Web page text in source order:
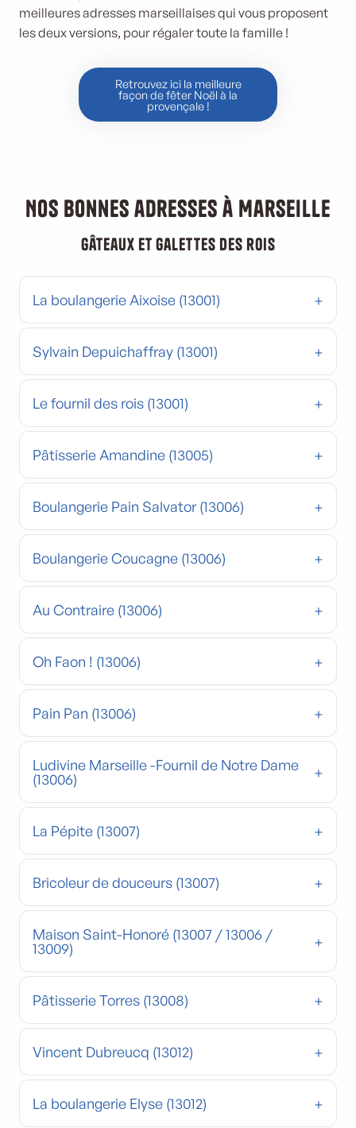
meilleures adresses marseillaises qui vous proposent
les deux versions, pour régaler toute la famille !
Retrouvez ici la meilleure
façon de fêter Noël à la
provençale !
Nos bonnes adresses à Marseille
Gâteaux et galettes des rois
La boulangerie Aixoise (13001)
Sylvain Depuichaffray (13001)
Le fournil des rois (13001)
Pâtisserie Amandine (13005)
Boulangerie Pain Salvator (13006)
Boulangerie Coucagne (13006)
Au Contraire (13006)
Oh Faon ! (13006)
Pain Pan (13006)
Ludivine Marseille -Fournil de Notre Dame
(13006)
La Pépite (13007)
Bricoleur de douceurs (13007)
Maison Saint-Honoré (13007 / 13006 /
13009)
Pâtisserie Torres (13008)
Vincent Dubreucq (13012)
La boulangerie Elyse (13012)